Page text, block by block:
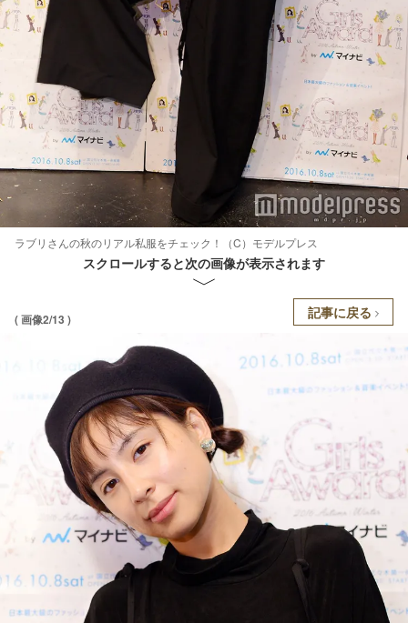
ラブリさんの秋のリアル私服をチェック！（C）モデルプレス
スクロールすると次の画像が表示されます
( 画像2/13 ) 記事に戻る